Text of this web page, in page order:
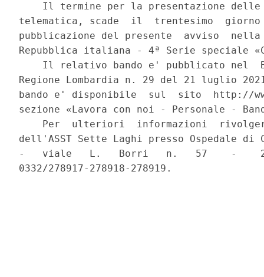
Il termine per la presentazione
telematica, scade  il  trentesimo
pubblicazione del presente  avviso
Repubblica italiana - 4ª Serie speciale
Il relativo bando e' pubblicato nel
Regione Lombardia n. 29 del 21 luglio
bando e' disponibile  sul  sito  http://
sezione «Lavora con noi - Personale -
Per  ulteriori  informazioni
dell'ASST Sette Laghi presso Ospedale di
-   viale   L.   Borri   n.   57    -
0332/278917-278918-278919.